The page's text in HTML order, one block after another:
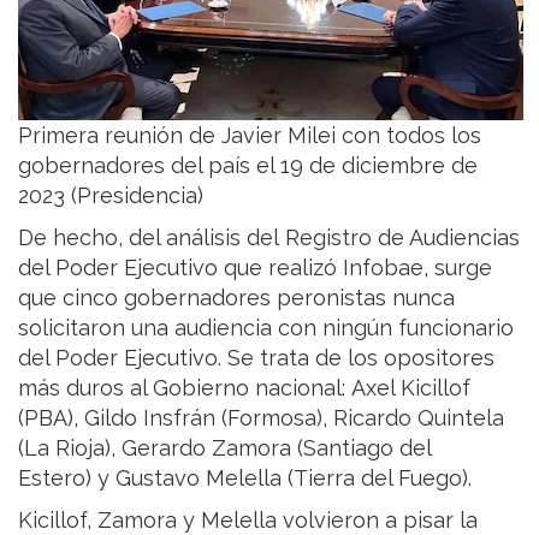
Primera reunión de Javier Milei con todos los
gobernadores del país el 19 de diciembre de
2023 (Presidencia)
De hecho, del análisis del Registro de Audiencias
del Poder Ejecutivo que realizó Infobae, surge
que cinco gobernadores peronistas nunca
solicitaron una audiencia con ningún funcionario
del Poder Ejecutivo. Se trata de los opositores
más duros al Gobierno nacional: Axel Kicillof
(PBA), Gildo Insfrán (Formosa), Ricardo Quintela
(La Rioja), Gerardo Zamora (Santiago del
Estero) y Gustavo Melella (Tierra del Fuego).
Kicillof, Zamora y Melella volvieron a pisar la